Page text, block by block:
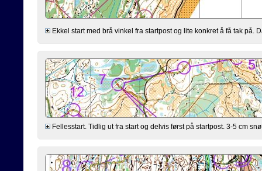
Ekkel start med brå vinkel fra startpost og lite konkret å få tak på.
Fellesstart. Tidlig ut fra start og delvis først på startpost. 3-5 cm